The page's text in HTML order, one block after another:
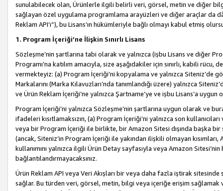
sunulabilecek olan, Ürünlerle ilgili belirli veri, görsel, metin ve diğer
sağlayan özel uygulama programlama arayüzleri ve diğer araçlar da
Reklam API’ı”), bu Lisans’ın hükümleriyle bağlı olmayı kabul etmiş
1. Program İçeriği’ne İlişkin Sınırlı Lisans
Sözleşme’nin şartlarına tabi olarak ve yalnızca (işbu Lisans ve diğer
Programı’na katılım amacıyla, size aşağıdakiler için sınırlı, kabili
vermekteyiz: (a) Program İçeriği’ni kopyalama ve yalnızca Siteniz’de
Markalarını (Marka Kılavuzları’nda tanımlandığı üzere) yalnızca
ve Ürün Reklam İçeriği’ne yalnızca Şartname’ye ve işbu Lisans’a
Program İçeriği’ni yalnızca Sözleşme’nin şartlarına uygun olarak ve
ifadeleri kısıtlamaksızın, (a) Program İçeriği’ni yalnızca son
veya bir Program İçeriği ile birlikte, bir Amazon Sitesi dışında başka
(ancak, Siteniz’in Program İçeriği ile yakından ilişkili olmayan
kullanımını yalnızca ilgili Ürün Detay sayfasıyla veya Amazon
bağlantılandırmayacaksınız.
Ürün Reklam API veya Veri Akışları bir veya daha fazla iştirak
sağlar. Bu türden veri, görsel, metin, bilgi veya içeriğe erişim sağlamak